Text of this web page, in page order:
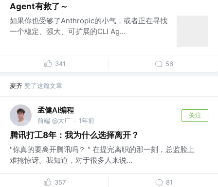
Agent有救了～
如果你也受够了Anthropic的小气，或者正在寻找
一个稳定、强大、可扩展的CLI Ag...
341 56
麦齐 赞了这篇文章
孟健AI编程
前端 @大厂 · 1年前
关注
腾讯打工8年：我为什么选择离开？
"你真的要离开腾讯吗？ " 在提完离职的那一刻，总监脸上
难掩惊讶。我知道，对于很多人来说...
357 81